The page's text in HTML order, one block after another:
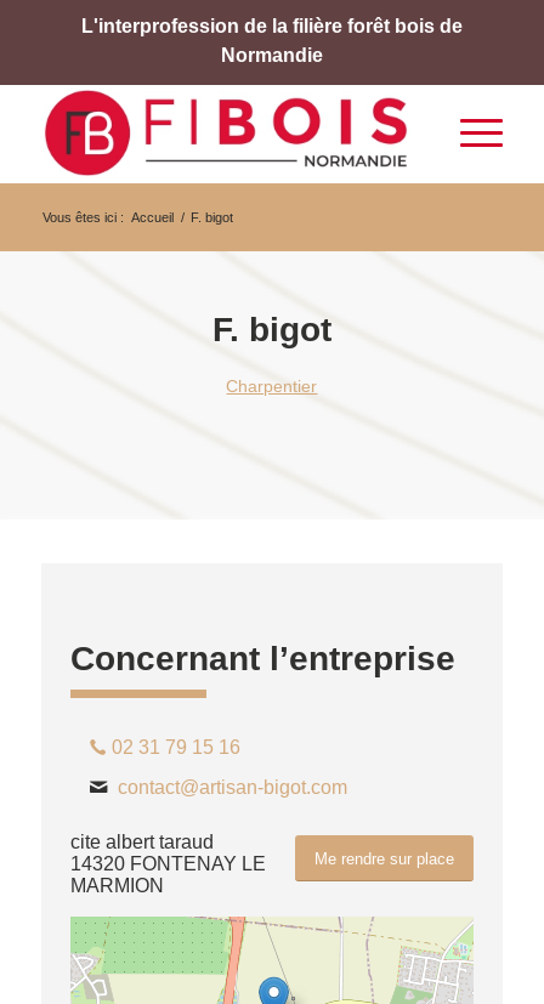
L'interprofession de la filière forêt bois de
Normandie
Vous êtes ici : Accueil / F. bigot
F. bigot
Charpentier
Concernant l’entreprise
02 31 79 15 16
contact@artisan-bigot.com
Me rendre sur place
cite albert taraud
14320 FONTENAY LE
MARMION